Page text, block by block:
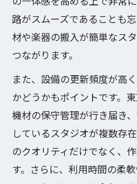
路がスムーズであることも
材や楽器の搬入が簡単なス
つながります。
また、設備の更新頻度が高
かどうかもポイントです。
機材の保守管理が行き届き
しているスタジオが複数存
のクオリティだけでなく、
す。さらに、利用時間の柔